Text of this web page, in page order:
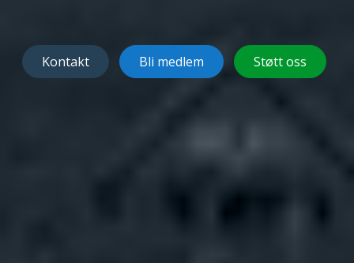
Kontakt Bli medlem Støtt oss